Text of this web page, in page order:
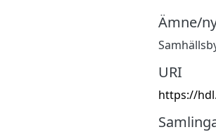
Ämne/
URI
https://